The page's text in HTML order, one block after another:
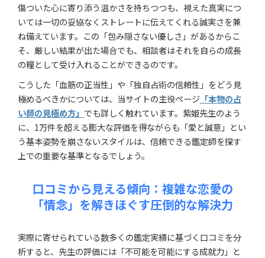
傷ついた心に寄り添う温かさを持ちつつも、視えた真実につ
いては一切の妥協なくストレートに伝えてくれる誠実さを兼
ね備えています。この「包み隠さない優しさ」があるからこ
そ、厳しい結果が出た場合でも、相談者はそれを自らの成長
の糧として受け入れることができるのです。
こうした「血筋の正当性」や「独自占術の信頼性」をどう見
極めるべきかについては、当サイトの主役ページ 「本物の占
い師の見極め方」 でも詳しく触れています。紫姫先生のよう
に、1万件を超える膨大な評価を得ながらも「愛と誠意」とい
う基本姿勢を崩さないスタイルは、信頼できる鑑定師を探す
上での重要な基準となるでしょう。
口コミから見える傾向：複雑な恋愛の
「情念」を解きほぐす圧倒的な解決力
実際に寄せられている数多くの鑑定実績に基づく口コミを分
析すると、先生の評価には「不可能を可能にする成就力」と